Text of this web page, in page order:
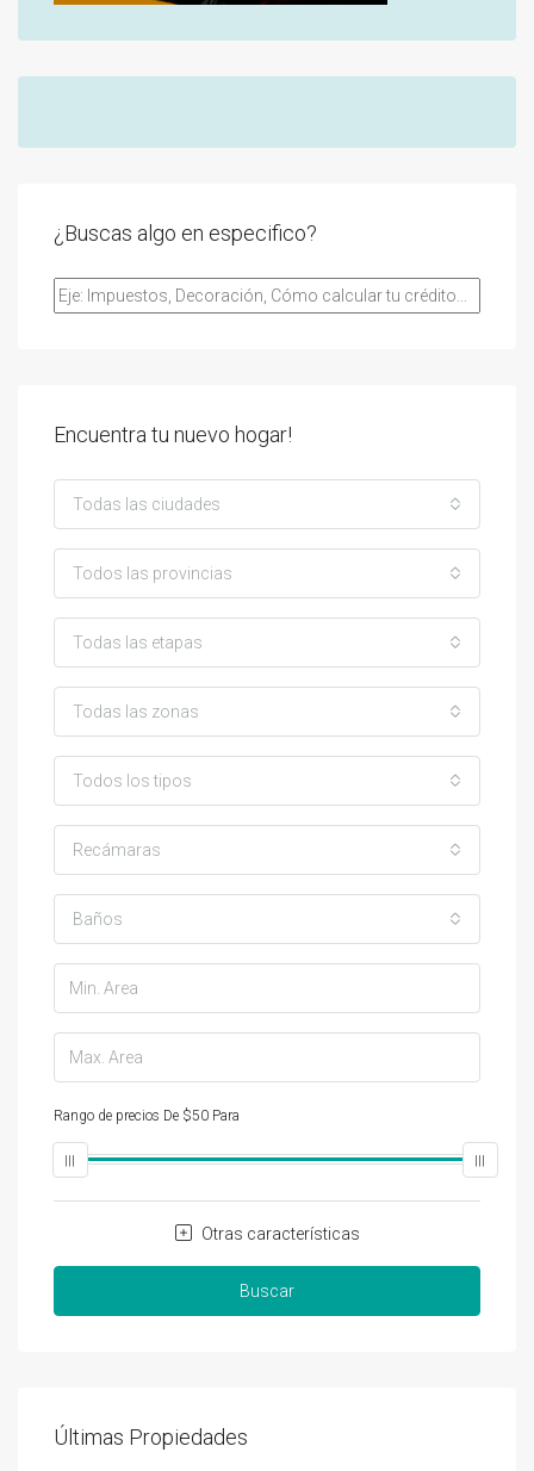
¿Buscas algo en especifico?
Encuentra tu nuevo hogar!
Todas las ciudades
Todos las provincias
Todas las etapas
Todas las zonas
Todos los tipos
Recámaras
Baños
Rango de precios De $50 Para
Otras características
Buscar
Últimas Propiedades